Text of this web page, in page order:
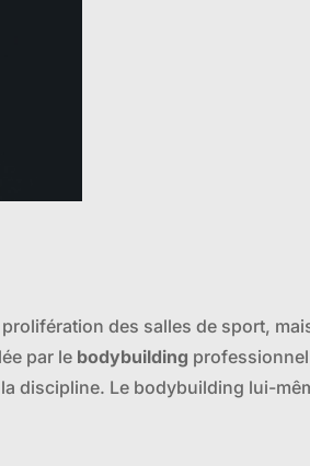
des salles de sport,
par le bodybuilding
discipline. Le bodybuilding lui-